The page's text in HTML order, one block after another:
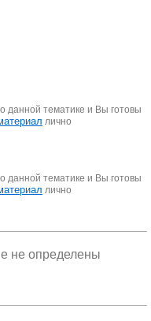
данной тематике и Вы готовы
лично
данной тематике и Вы готовы
лично
не определены